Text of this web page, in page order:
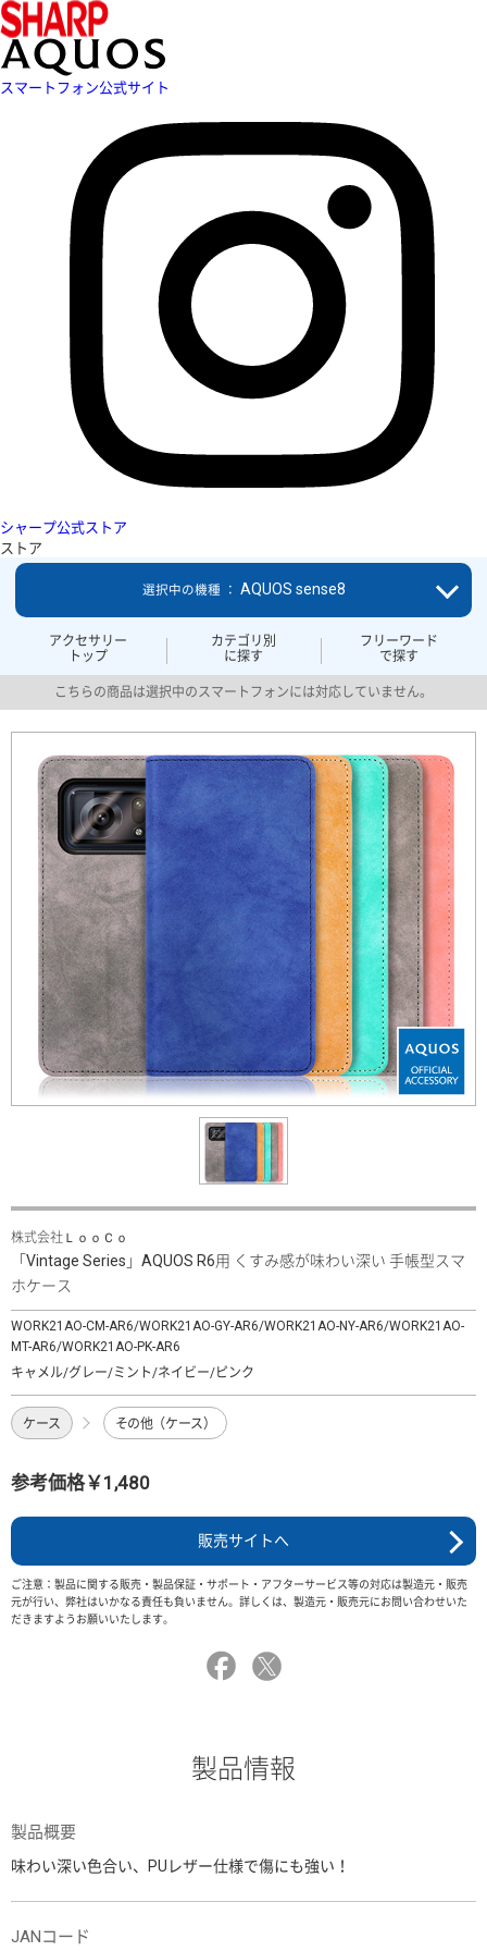
スマートフォン公式サイト
シャープ公式ストア
ストア
アクセサリー
トップ
カテゴリ別
に探す
フリーワード
で探す
選択中の機種 ： AQUOS sense8
こちらの商品は選択中のスマートフォンには対応していません。
株式会社ＬｏｏＣｏ
「Vintage Series」AQUOS R6用 くすみ感が味わい深い 手帳型スマ
ホケース
WORK21AO-CM-AR6/WORK21AO-GY-AR6/WORK21AO-NY-AR6/WORK21AO-
MT-AR6/WORK21AO-PK-AR6
キャメル/グレー/ミント/ネイビー/ピンク
ケース その他（ケース）
参考価格￥1,480
販売サイトへ
ご注意：製品に関する販売・製品保証・サポート・アフターサービス等の対応は製造元・販売
元が行い、弊社はいかなる責任も負いません。詳しくは、製造元・販売元にお問い合わせいた
だきますようお願いいたします。
製品情報
製品概要
味わい深い色合い、PUレザー仕様で傷にも強い！
JANコード